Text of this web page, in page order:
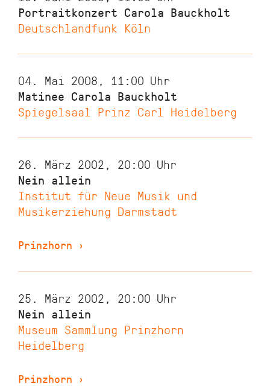
Portraitkonzert Carola Bauckholt
Deutschlandfunk Köln
04. Mai 2008, 11:00 Uhr
Matinee Carola Bauckholt
Spiegelsaal Prinz Carl Heidelberg
26. März 2002, 20:00 Uhr
Nein allein
Institut für Neue Musik und
Musikerziehung Darmstadt
Prinzhorn ›
25. März 2002, 20:00 Uhr
Nein allein
Museum Sammlung Prinzhorn
Heidelberg
Prinzhorn ›